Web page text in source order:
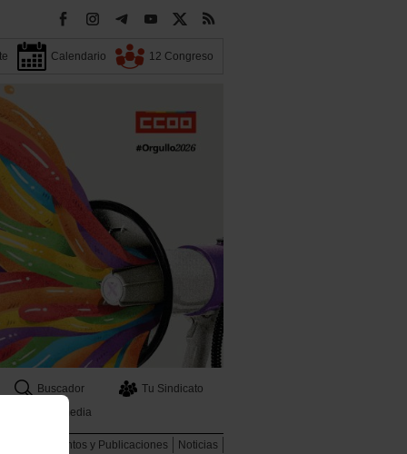
Calendario 12 Congreso
Buscador
Tu Sindicato
Multimedia
Documentos y Publicaciones Noticias